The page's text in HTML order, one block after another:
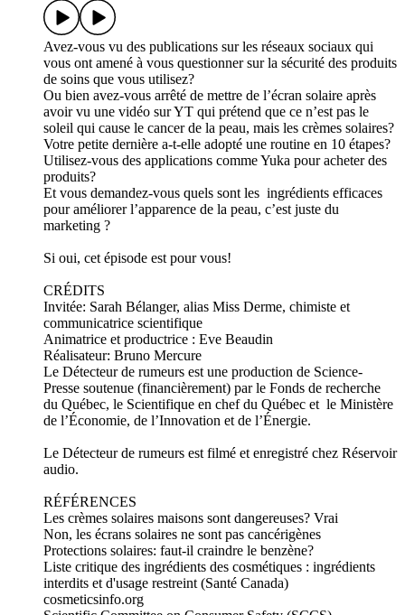
Avez-vous vu des publications sur les réseaux sociaux qui
vous ont amené à vous questionner sur la sécurité des produits
de soins que vous utilisez?
Ou bien avez-vous arrêté de mettre de l’écran solaire après
avoir vu une vidéo sur YT qui prétend que ce n’est pas le
soleil qui cause le cancer de la peau, mais les crèmes solaires?
Votre petite dernière a-t-elle adopté une routine en 10 étapes?
Utilisez-vous des applications comme Yuka pour acheter des
produits?
Et vous demandez-vous quels sont les ingrédients efficaces
pour améliorer l’apparence de la peau, c’est juste du
marketing ?
Si oui, cet épisode est pour vous!
CRÉDITS
Invitée: Sarah Bélanger, alias Miss Derme, chimiste et
communicatrice scientifique
Animatrice et productrice : Eve Beaudin
Réalisateur: Bruno Mercure
Le Détecteur de rumeurs est une production de Science-
Presse soutenue (financièrement) par le Fonds de recherche
du Québec, le Scientifique en chef du Québec et le Ministère
de l’Économie, de l’Innovation et de l’Énergie.
Le Détecteur de rumeurs est filmé et enregistré chez Réservoir
audio.
RÉFÉRENCES
Les crèmes solaires maisons sont dangereuses? Vrai
Non, les écrans solaires ne sont pas cancérigènes
Protections solaires: faut-il craindre le benzène?
Liste critique des ingrédients des cosmétiques : ingrédients
interdits et d'usage restreint (Santé Canada)
cosmeticsinfo.org